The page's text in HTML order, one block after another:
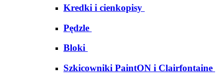
Kredki i cienkopisy
Pędzle
Bloki
Szkicowniki PaintON i Clairfontaine